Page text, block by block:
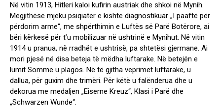
Në vitin 1913, Hitleri kaloi kufirin austriak dhe shkoi në Mynih.
Megjithëse mjeku psiqiater e kishte diagnostikuar „I paaftë për
përdorim arme“, me shpërthimin e Luftës së Parë Botërore, ai
bëri kërkesë për t’u mobilizuar në ushtrinë e Mynihut. Në vitin
1914 u pranua, në rradhët e ushtrisë, pa shtetësi gjermane. Ai
mori pjesë në disa beteja të mëdha luftarake. Në betejën e
lumit Somme u plagos. Në të gjitha veprimet luftarake, u
dallua, për guxim dhe trimëri. Për këtë u falënderua dhe u
dekorua me medaljen „Eiserne Kreuz“, Klasi i Parë dhe
„Schwarzen Wunde“.